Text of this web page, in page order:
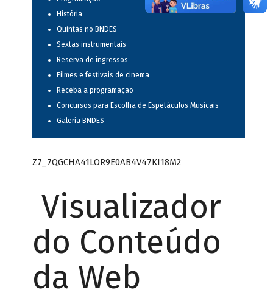
História
Quintas no BNDES
Sextas instrumentais
Reserva de ingressos
Filmes e festivais de cinema
Receba a programação
Concursos para Escolha de Espetáculos Musicais
Galeria BNDES
Z7_7QGCHA41LOR9E0AB4V47KI18M2
Visualizador
do Conteúdo
da Web